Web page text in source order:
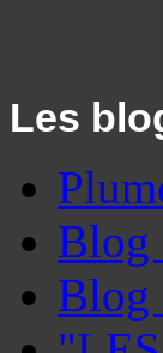
Les
Blog
Blog